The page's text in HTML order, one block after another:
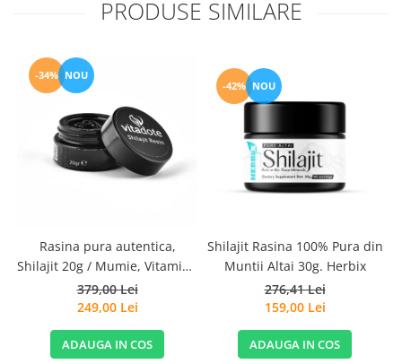
PRODUSE SIMILARE
-34% NOU
Rasina pura autentica,
Shilajit 20g / Mumie, Vitamine
si Micronutrienti - Vitadote
379,00 Lei
249,00 Lei
ADAUGA IN COS
-42% NOU
Shilajit Rasina 100% Pura din
Muntii Altai 30g. Herbix
276,41 Lei
159,00 Lei
ADAUGA IN COS